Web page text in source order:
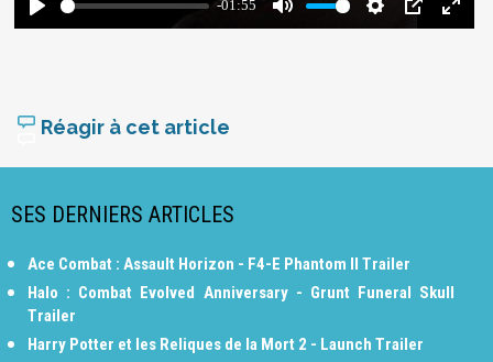
Réagir à cet article
SES DERNIERS ARTICLES
Ace Combat : Assault Horizon - F4-E Phantom II Trailer
Halo : Combat Evolved Anniversary - Grunt Funeral Skull
Trailer
Harry Potter et les Reliques de la Mort 2 - Launch Trailer